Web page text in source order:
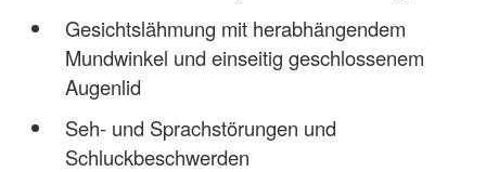
Gesichtslähmung mit herabhängendem
Mundwinkel und einseitig geschlossenem
Augenlid
Seh- und Sprachstörungen und
Schluckbeschwerden